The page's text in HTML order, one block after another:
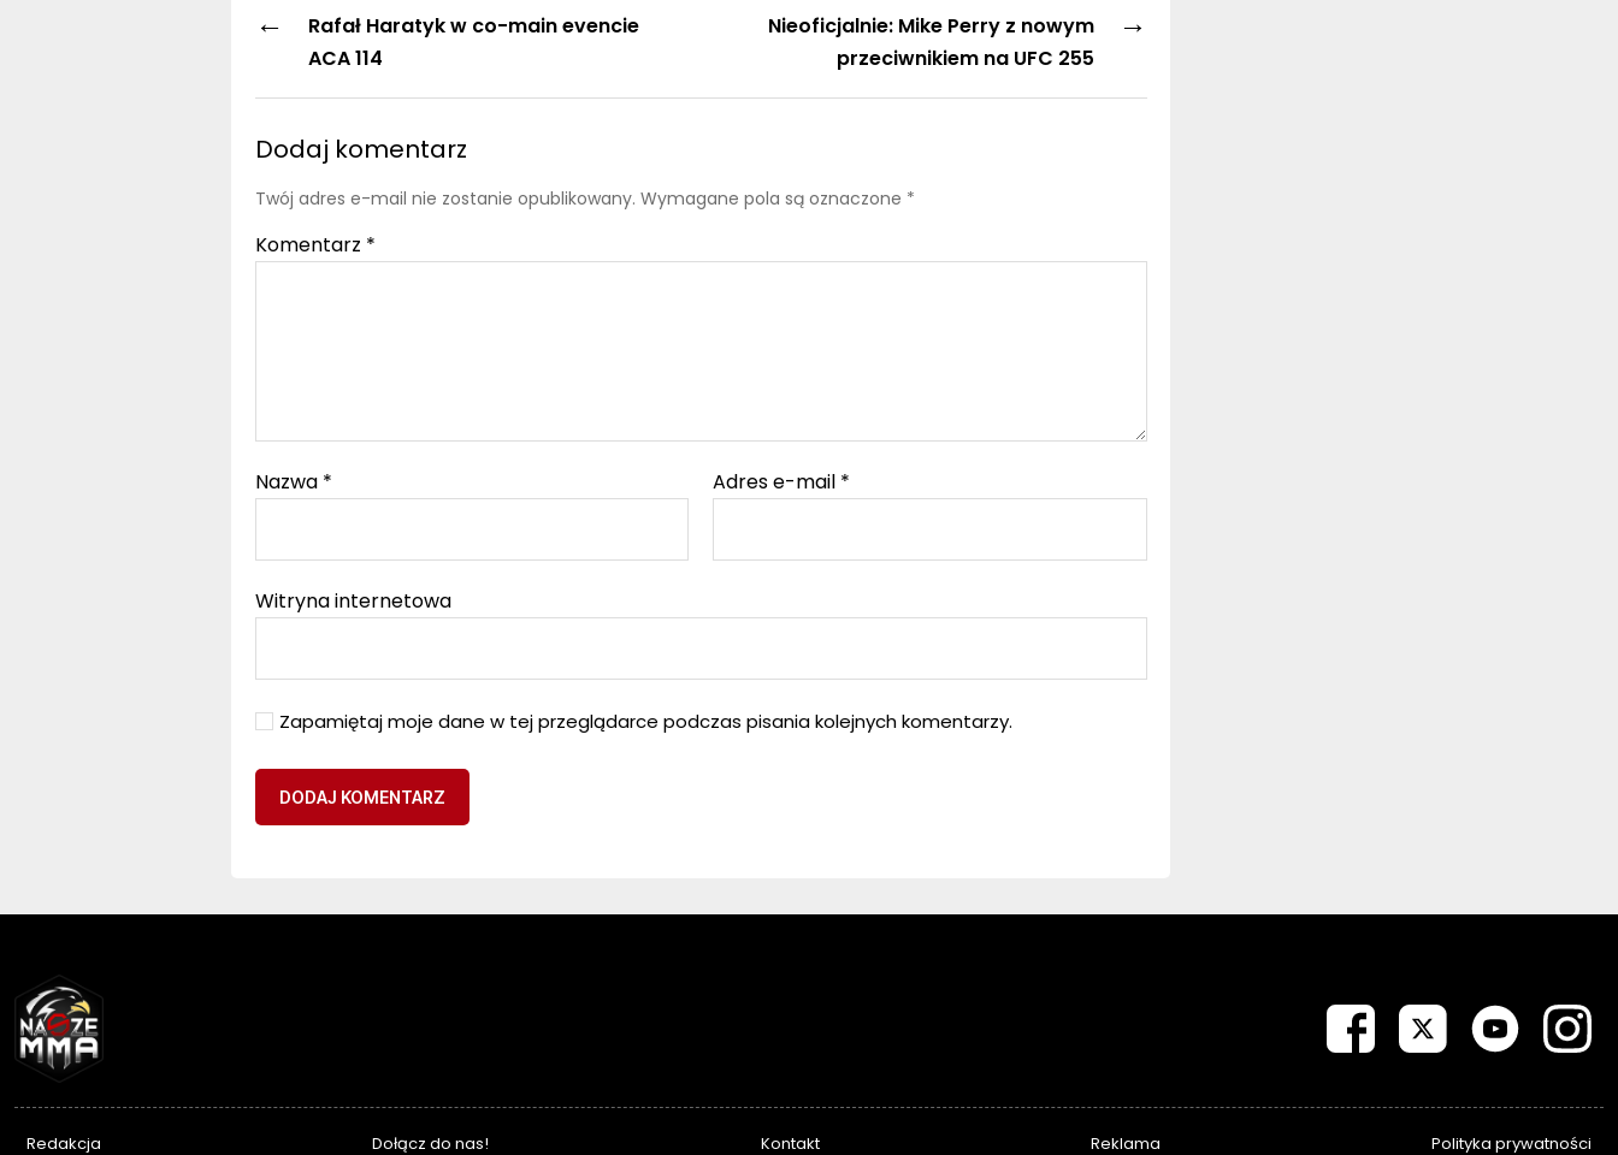
←
Rafał Haratyk w co-main evencie
ACA 114
→
Nieoficjalnie: Mike Perry z nowym
przeciwnikiem na UFC 255
Dodaj komentarz
Twój adres e-mail nie zostanie opublikowany. Wymagane pola są oznaczone *
Komentarz *
Nazwa * Adres e-mail *
Witryna internetowa
Zapamiętaj moje dane w tej przeglądarce podczas pisania kolejnych komentarzy.
Redakcja Dołącz do nas! Kontakt Reklama Polityka prywatności